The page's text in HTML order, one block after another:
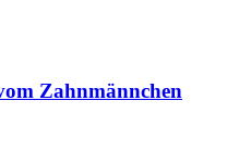
Zahnmännchen